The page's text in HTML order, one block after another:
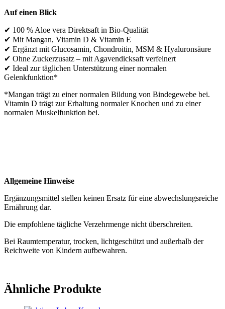
Auf einen Blick
✔ 100 % Aloe vera Direktsaft in Bio-Qualität
✔ Mit Mangan, Vitamin D & Vitamin E
✔ Ergänzt mit Glucosamin, Chondroitin, MSM & Hyaluronsäure
✔ Ohne Zuckerzusatz – mit Agavendicksaft verfeinert
✔ Ideal zur täglichen Unterstützung einer normalen
Gelenkfunktion*
*Mangan trägt zu einer normalen Bildung von Bindegewebe bei.
Vitamin D trägt zur Erhaltung normaler Knochen und zu einer
normalen Muskelfunktion bei.
Allgemeine Hinweise
Ergänzungsmittel stellen keinen Ersatz für eine abwechslungsreiche
Ernährung dar.
Die empfohlene tägliche Verzehrmenge nicht überschreiten.
Bei Raumtemperatur, trocken, lichtgeschützt und außerhalb der
Reichweite von Kindern aufbewahren.
Ähnliche Produkte